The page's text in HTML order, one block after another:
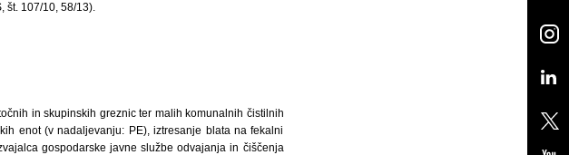
107/10, 58/13).
in skupinskih greznic ter malih komunalnih čistilnih
enot (v nadaljevanju: PE), iztresanje blata na fekalni
gospodarske javne službe odvajanja in čiščenja